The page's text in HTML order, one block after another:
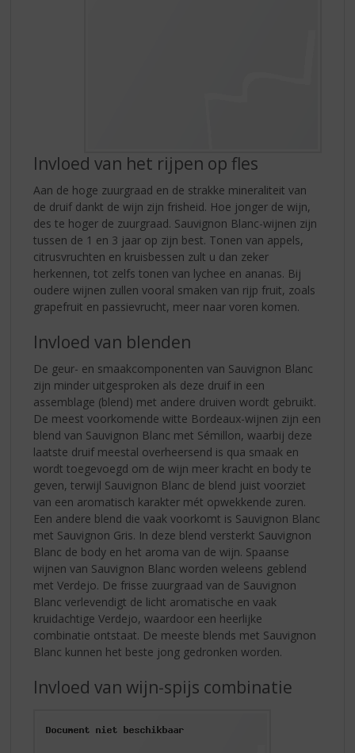
Invloed van het rijpen op fles
Aan de hoge zuurgraad en de strakke mineraliteit van
de druif dankt de wijn zijn frisheid. Hoe jonger de wijn,
des te hoger de zuurgraad. Sauvignon Blanc-wijnen zijn
tussen de 1 en 3 jaar op zijn best. Tonen van appels,
citrusvruchten en kruisbessen zult u dan zeker
herkennen, tot zelfs tonen van lychee en ananas. Bij
oudere wijnen zullen vooral smaken van rijp fruit, zoals
grapefruit en passievrucht, meer naar voren komen.
Invloed van blenden
De geur- en smaakcomponenten van Sauvignon Blanc
zijn minder uitgesproken als deze druif in een
assemblage (blend) met andere druiven wordt gebruikt.
De meest voorkomende witte Bordeaux-wijnen zijn een
blend van Sauvignon Blanc met Sémillon, waarbij deze
laatste druif meestal overheersend is qua smaak en
wordt toegevoegd om de wijn meer kracht en body te
geven, terwijl Sauvignon Blanc de blend juist voorziet
van een aromatisch karakter mét opwekkende zuren.
Een andere blend die vaak voorkomt is Sauvignon Blanc
met Sauvignon Gris. In deze blend versterkt Sauvignon
Blanc de body en het aroma van de wijn. Spaanse
wijnen van Sauvignon Blanc worden weleens geblend
met Verdejo. De frisse zuurgraad van de Sauvignon
Blanc verlevendigt de licht aromatische en vaak
kruidachtige Verdejo, waardoor een heerlijke
combinatie ontstaat. De meeste blends met Sauvignon
Blanc kunnen het beste jong gedronken worden.
Invloed van wijn-spijs combinatie